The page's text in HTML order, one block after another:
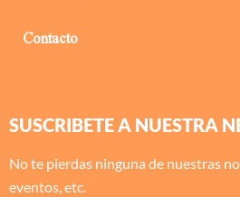
Contacto
SUSCRIBETE A NUESTRA
No te pierdas ninguna de nuestras
eventos, etc.